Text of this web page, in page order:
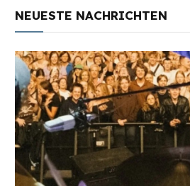
NEUESTE NACHRICHTEN